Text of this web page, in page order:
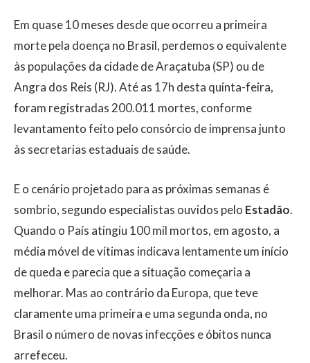
Em quase 10 meses desde que ocorreu a primeira
morte pela doença no Brasil, perdemos o equivalente
às populações da cidade de Araçatuba (SP) ou de
Angra dos Reis (RJ). Até as 17h desta quinta-feira,
foram registradas 200.011 mortes, conforme
levantamento feito pelo consórcio de imprensa junto
às secretarias estaduais de saúde.
E o cenário projetado para as próximas semanas é
sombrio, segundo especialistas ouvidos pelo Estadão.
Quando o País atingiu 100 mil mortos, em agosto, a
média móvel de vítimas indicava lentamente um início
de queda e parecia que a situação começaria a
melhorar. Mas ao contrário da Europa, que teve
claramente uma primeira e uma segunda onda, no
Brasil o número de novas infecções e óbitos nunca
arrefeceu.